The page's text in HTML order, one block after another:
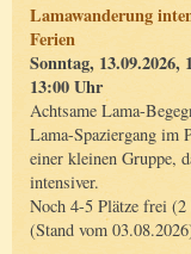
Lamawanderung
Ferien
Sonntag, 13.09.2026,
13:00 Uhr
Achtsame Lama-
Lama-Spaziergang im
einer kleinen Gruppe,
intensiver.
Noch 4-5 Plätze frei (2
(Stand vom